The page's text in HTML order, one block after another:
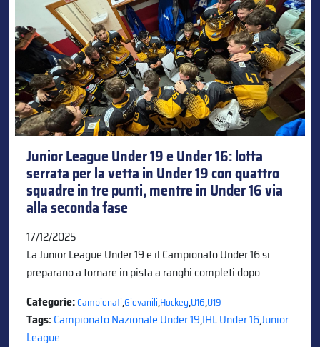
Junior League Under 19 e Under 16: lotta
serrata per la vetta in Under 19 con quattro
squadre in tre punti, mentre in Under 16 via
alla seconda fase
17/12/2025
La Junior League Under 19 e il Campionato Under 16 si
preparano a tornare in pista a ranghi completi dopo
Categorie:Campionati,Giovanili,Hockey,U16,U19
Tags:Campionato Nazionale Under 19,IHL Under 16,Junior
League